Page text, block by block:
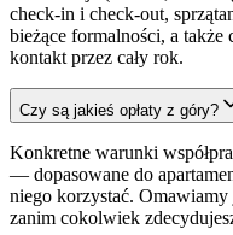
check-in i check-out,
bieżące formalności, a
kontakt przez cały rok.
Czy są jakieś opłaty z góry?
Konkretne warunki
— dopasowane do
niego korzystać.
zanim cokolwiek